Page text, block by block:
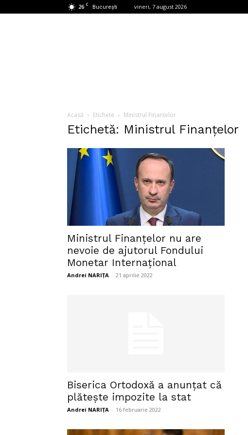
26 C București vineri, 7 august 2026
Acasă Etichete Ministrul Finanțelor
Etichetă: Ministrul Finanțelor
Ministrul Finanțelor nu are
nevoie de ajutorul Fondului
Monetar Internațional
Andrei NARIȚA - 21 aprilie 2022
Biserica Ortodoxă a anunțat că
plătește impozite la stat
Andrei NARIȚA - 16 februarie 2022